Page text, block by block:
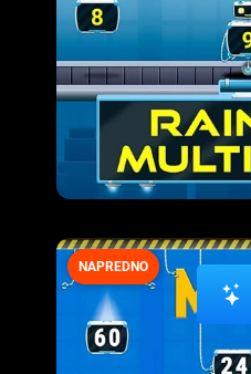
NAPREDNO